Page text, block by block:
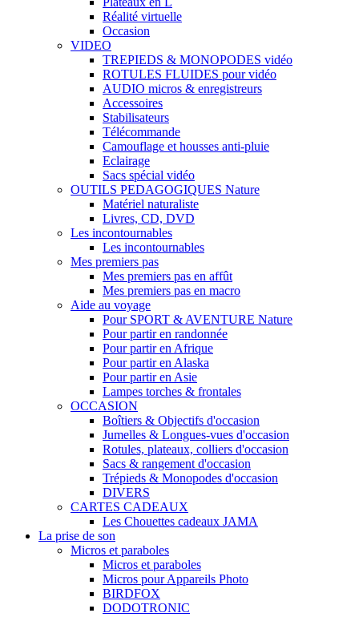
Réalité virtuelle
Occasion
VIDEO
TREPIEDS & MONOPODES vidéo
ROTULES FLUIDES pour vidéo
AUDIO micros & enregistreurs
Accessoires
Stabilisateurs
Télécommande
Camouflage et housses anti-pluie
Eclairage
Sacs spécial vidéo
OUTILS PEDAGOGIQUES Nature
Matériel naturaliste
Livres, CD, DVD
Les incontournables
Les incontournables
Mes premiers pas
Mes premiers pas en affût
Mes premiers pas en macro
Aide au voyage
Pour SPORT & AVENTURE Nature
Pour partir en randonnée
Pour partir en Afrique
Pour partir en Alaska
Pour partir en Asie
Lampes torches & frontales
OCCASION
Boîtiers & Objectifs d'occasion
Jumelles & Longues-vues d'occasion
Rotules, plateaux, colliers d'occasion
Sacs & rangement d'occasion
Trépieds & Monopodes d'occasion
DIVERS
CARTES CADEAUX
Les Chouettes cadeaux JAMA
La prise de son
Micros et paraboles
Micros et paraboles
Micros pour Appareils Photo
BIRDFOX
DODOTRONIC